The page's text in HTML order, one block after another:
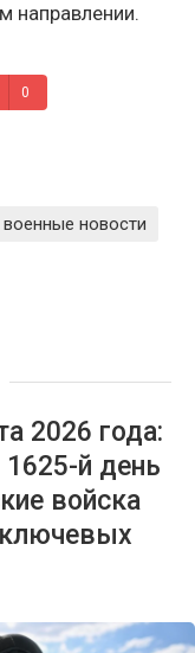
направлении.
0
военные новости
2026 года:
й день
войска